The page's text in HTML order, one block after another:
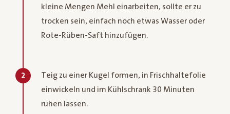
kleine Mengen Mehl einarbeiten, sollte er zu
trocken sein, einfach noch etwas Wasser oder
Rote-Rüben-Saft hinzufügen.
2
Teig zu einer Kugel formen, in Frischhaltefolie
einwickeln und im Kühlschrank 30 Minuten
ruhen lassen.